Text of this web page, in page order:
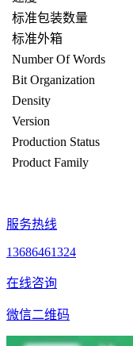
标准包装数量
标准外箱
Number Of Words
Bit Organization
Density
Version
Production Status
Product Family
服务热线
13686461324
在线咨询
微信二维码